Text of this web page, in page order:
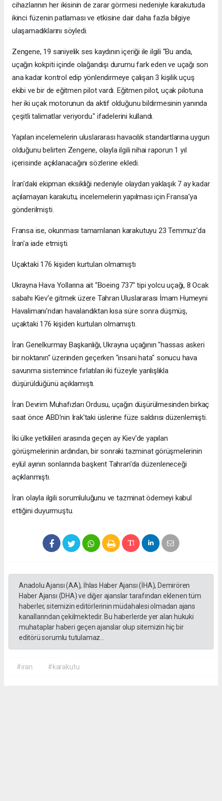
cihazlarının her ikisinin de zarar görmesi nedeniyle karakutuda
ikinci füzenin patlaması ve etkisine dair daha fazla bilgiye
ulaşamadıklarını söyledi.
Zengene, 19 saniyelik ses kaydının içeriği ile ilgili "Bu anda,
uçağın kokpiti içinde olağandışı durumu fark eden ve uçağı son
ana kadar kontrol edip yönlendirmeye çalışan 3 kişilik uçuş
ekibi ve bir de eğitmen pilot vardı. Eğitmen pilot, uçak pilotuna
her iki uçak motorunun da aktif olduğunu bildirmesinin yanında
çeşitli talimatlar veriyordu." ifadelerini kullandı.
Yapılan incelemelerin uluslararası havacılık standartlarına uygun
olduğunu belirten Zengene, olayla ilgili nihai raporun 1 yıl
içerisinde açıklanacağını sözlerine ekledi.
İran'daki ekipman eksikliği nedeniyle olaydan yaklaşık 7 ay kadar
açılamayan karakutu, incelemelerin yapılması için Fransa'ya
gönderilmişti.
Fransa ise, okunması tamamlanan karakutuyu 23 Temmuz'da
İran'a iade etmişti.
Uçaktaki 176 kişiden kurtulan olmamıştı
Ukrayna Hava Yollarına ait "Boeing 737" tipi yolcu uçağı, 8 Ocak
sabahı Kiev'e gitmek üzere Tahran Uluslararası İmam Humeyni
Havalimanı'ndan havalandıktan kısa süre sonra düşmüş,
uçaktaki 176 kişiden kurtulan olmamıştı.
İran Genelkurmay Başkanlığı, Ukrayna uçağının "hassas askeri
bir noktanın" üzerinden geçerken "insani hata" sonucu hava
savunma sistemince fırlatılan iki füzeyle yanlışlıkla
düşürüldüğünü açıklamıştı.
İran Devrim Muhafızları Ordusu, uçağın düşürülmesinden birkaç
saat önce ABD'nin Irak'taki üslerine füze saldırısı düzenlemişti.
İki ülke yetkilileri arasında geçen ay Kiev'de yapılan
görüşmelerinin ardından, bir sonraki tazminat görüşmelerinin
eylül ayının sonlarında başkent Tahran'da düzenleneceği
açıklanmıştı.
İran olayla ilgili sorumluluğunu ve tazminat ödemeyi kabul
ettiğini duyurmuştu.
Anadolu Ajansı (AA), İhlas Haber Ajansı (İHA), Demirören
Haber Ajansı (DHA) ve diğer ajanslar tarafından eklenen tüm
haberler, sitemizin editörlerinin müdahalesi olmadan ajans
kanallarından çekilmektedir. Bu haberlerde yer alan hukuki
muhataplar haberi geçen ajanslar olup sitemizin hiç bir
editörü sorumlu tutulamaz...
#iran #karakutu